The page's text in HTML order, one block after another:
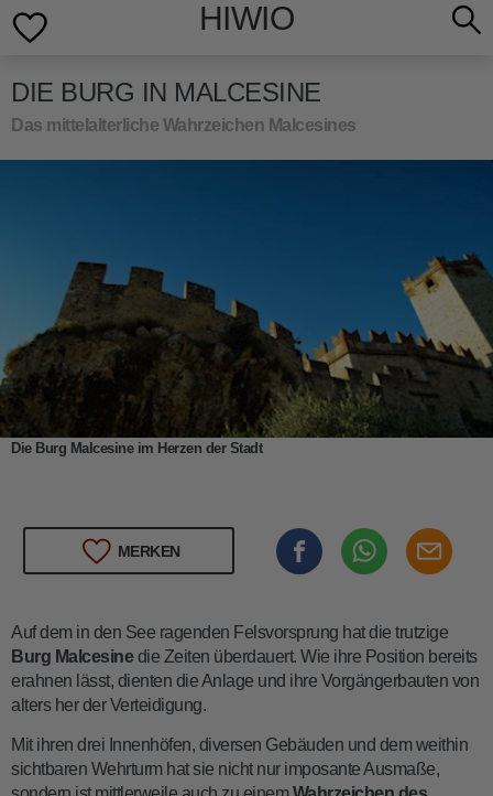
HIWIO
DIE BURG IN MALCESINE
Das mittelalterliche Wahrzeichen Malcesines
Die Burg Malcesine im Herzen der Stadt
MERKEN
Auf dem in den See ragenden Felsvorsprung hat die trutzige
Burg Malcesinedie Zeiten überdauert. Wie ihre Position bereits
erahnen lässt, dienten die Anlage und ihre Vorgängerbauten von
alters her der Verteidigung.
Mit ihren drei Innenhöfen, diversen Gebäuden und dem weithin
sichtbaren Wehrturm hat sie nicht nur imposante Ausmaße,